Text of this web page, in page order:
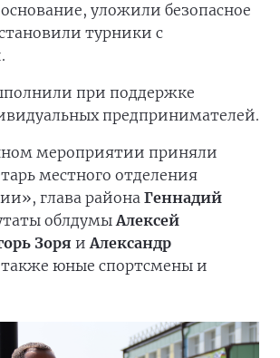
уложили безопасное
турники с
при поддержке
предпринимателей.
мероприятии приняли
местного отделения
глава района Геннадий
облдумыАлексей
Зоря иАлександр
также юные спортсмены и